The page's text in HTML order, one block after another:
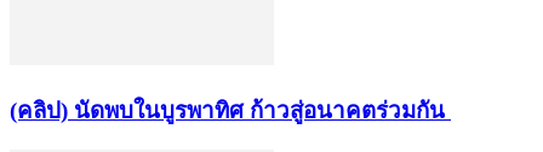
(คลิป) นัดพบในบูรพาทิศ ก้าวสู่อนาคตร่วมกัน